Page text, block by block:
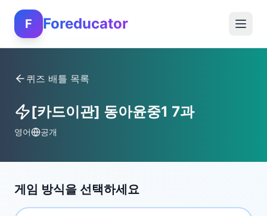
F Foreducator
퀴즈 배틀 목록
[카드이관] 동아윤중1 7과
영어 공개
게임 방식을 선택하세요